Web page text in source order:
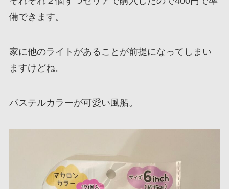
備できます。
家に他のライトがあることが前提になってしまい
ますけどね。
パステルカラーが可愛い風船。